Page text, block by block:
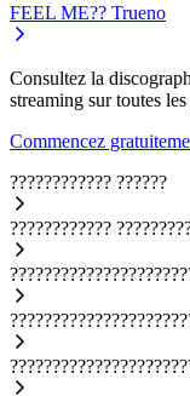
FEEL ME?? Trueno
Consultez la
streaming sur toutes
Commencez
???????????? ??????
????????????